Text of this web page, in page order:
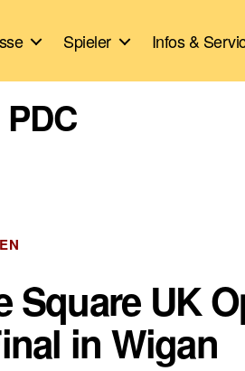
Spieler Infos &
PDC
Square UK
in Wigan